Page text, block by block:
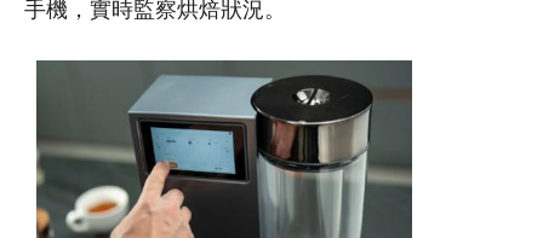
手機，實時監察烘焙狀況。